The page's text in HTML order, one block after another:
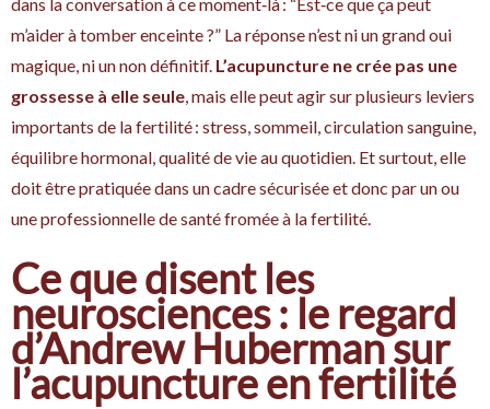
m’aider à tomber enceinte ?” La réponse n’est ni un grand oui
magique, ni un non définitif. L’acupuncture ne crée pas une
grossesse à elle seule , mais elle peut agir sur plusieurs leviers
importants de la fertilité : stress, sommeil, circulation sanguine,
équilibre hormonal, qualité de vie au quotidien. Et surtout, elle
doit être pratiquée dans un cadre sécurisée et donc par un ou
une professionnelle de santé fromée à la fertilité.
Ce que disent les
neurosciences : le regard
d’Andrew Huberman sur
l’acupuncture en fertilité